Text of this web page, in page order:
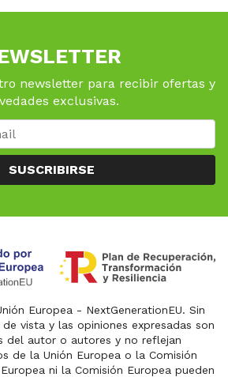
newsletter para recibir ofertas y
exclusivas.
SUSCRIBIRSE
Europea - NextGenerationEU. Sin
vista y las opiniones expresadas son
del autor o autores y no reflejan
de la Unión Europea o la Comisión
ni la Comisión Europea pueden